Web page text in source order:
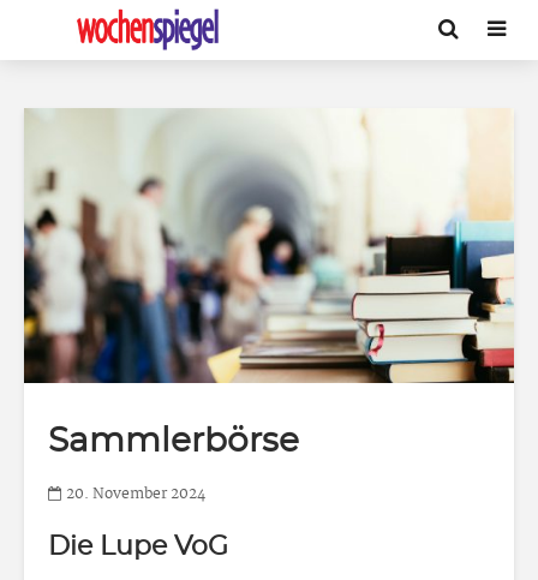
Sammlerbörse
20. November 2024
Die Lupe VoG